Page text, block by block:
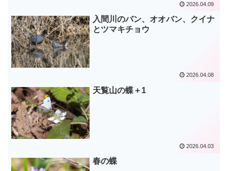
2026.04.09
入間川のバン、オオバン、クイナ
とツマキチョウ
2026.04.08
天覧山の蝶＋1
2026.04.03
春の蝶